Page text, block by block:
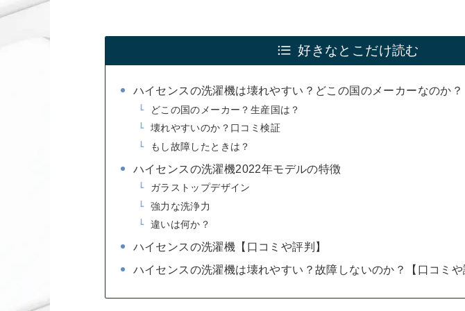
好きなとこだけ読む
ハイセンスの洗濯機は壊れやすい？どこの国のメーカーなのか？
どこの国のメーカー？生産国は？
壊れやすいのか？口コミ検証
もし故障したときは？
ハイセンスの洗濯機2022年モデルの特徴
ガラストップデザイン
強力な洗浄力
違いは何か？
ハイセンスの洗濯機【口コミや評判】
ハイセンスの洗濯機は壊れやすい？故障しないのか？【口コミ